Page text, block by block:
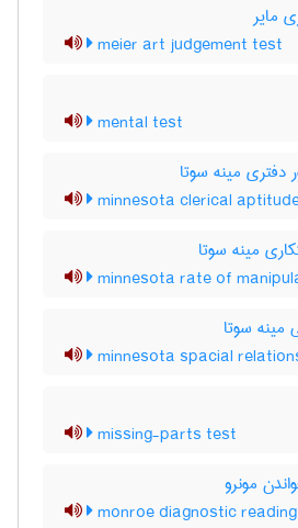
مایر
meier art judgement test
mental test
دفتری مینه سوتا
minnesota clerical
مینه سوتا
minnesota rate of
مینه سوتا
minnesota spacial
missing-parts test
مونرو
monroe diagnostic